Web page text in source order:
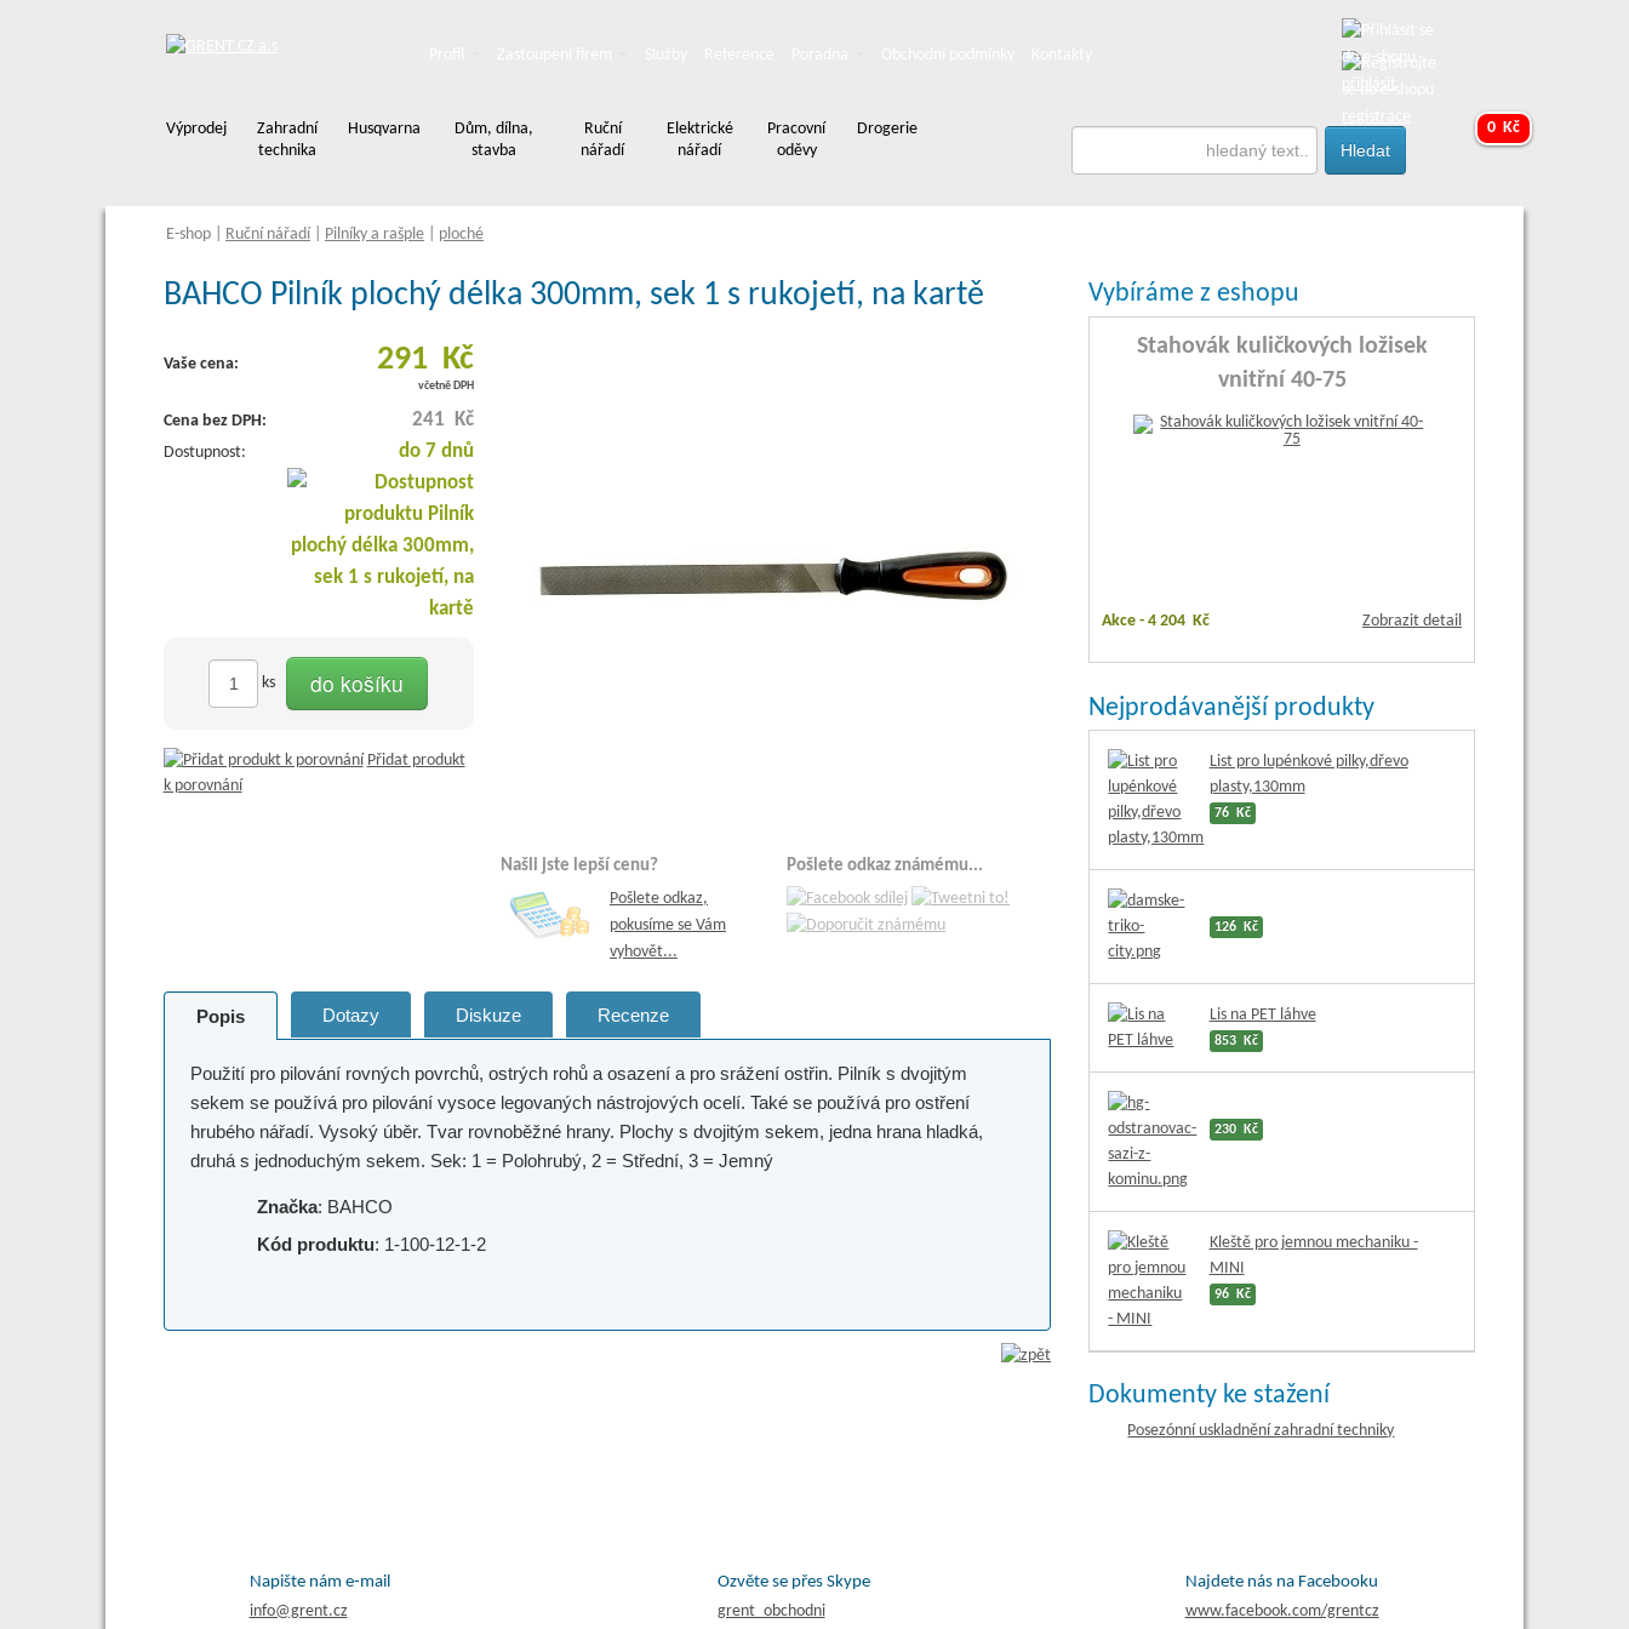
Výprodej
Zahradní
technika
Husqvarna
Dům, dílna,
stavba
Ruční
nářadí
Elektrické
nářadí
Pracovní
oděvy
Drogerie 0 Kč
E-shop Ruční nářadí Pilníky a rašple ploché
BAHCO Pilník plochý délka 300mm, sek 1 s rukojetí, na kartě
Našli jste lepší cenu?
Pošlete odkaz,
pokusíme se Vám
vyhovět...
Pošlete odkaz známému...
Vaše cena: 291 Kč
včetně DPH
Cena bez DPH: 241 Kč
Dostupnost: do 7 dnů
ks do košíku
Přidat produkt
k porovnání
Popis Dotazy Diskuze Recenze
Použití pro pilování rovných povrchů, ostrých rohů a osazení a pro srážení ostřin. Pilník s dvojitým
sekem se používá pro pilování vysoce legovaných nástrojových ocelí. Také se používá pro ostření
hrubého nářadí. Vysoký úběr. Tvar rovnoběžné hrany. Plochy s dvojitým sekem, jedna hrana hladká,
druhá s jednoduchým sekem. Sek: 1 = Polohrubý, 2 = Střední, 3 = Jemný
Značka: BAHCO
Kód produktu: 1-100-12-1-2
Vybíráme z eshopu
Stahovák kuličkových ložisek
vnitřní 40-75
Akce -4 204 Kč Zobrazit detail
Nejprodávanější produkty
List pro lupénkové pilky,dřevo
plasty,130mm
76 Kč
126 Kč
Lis na PET láhve
853 Kč
230 Kč
Kleště pro jemnou mechaniku -
MINI
96 Kč
Dokumenty ke stažení
Posezónní uskladnění zahradní techniky
Napište nám e-mail
info@grent.cz
Ozvěte se přes Skype
grent_obchodni
Najdete nás na Facebooku
www.facebook.com/grentcz